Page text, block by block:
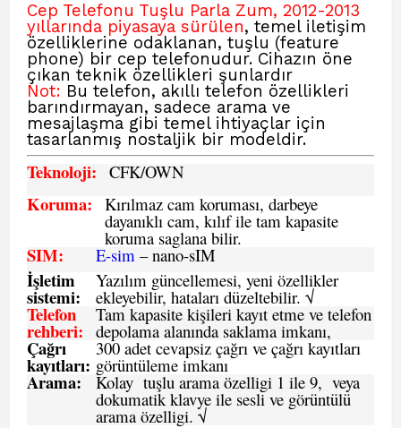
Cep Telefonu Tuşlu Parla Zum, 2012-2013
yıllarında piyasaya sürülen, temel iletişim
özelliklerine odaklanan, tuşlu (feature
phone) bir cep telefonudur. Cihazın öne
çıkan teknik özellikleri şunlardır
Not: Bu telefon, akıllı telefon özellikleri
barındırmayan, sadece arama ve
mesajlaşma gibi temel ihtiyaçlar için
tasarlanmış nostaljik bir modeldir.
Teknoloji: CFK/OWN
Koruma: Kırılmaz cam koruması, darbeye
dayanıklı cam, kılıf ile tam kapasite
koruma saglana bilir.
SIM: E-sim – nano-sIM
İşletim
sistemi:
Yazılım güncellemesi, yeni özellikler
ekleyebilir, hataları düzeltebilir. √
Telefon
rehberi:
Tam kapasite kişileri kayıt etme ve telefon
depolama alanında saklama imkanı,
Çağrı
kayıtları:
300 adet cevapsiz çağrı ve çağrı kayıtları
görüntüleme imkanı
Arama: Kolay tuşlu arama özelligi 1 ile 9, veya
dokumatik klavye ile sesli ve görüntülü
arama özelligi. √